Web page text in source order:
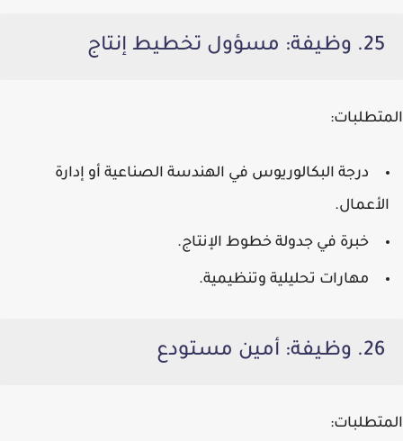
25. وظيفة: مسؤول تخطيط إنتاج
المتطلبات:
درجة البكالوريوس في الهندسة الصناعية أو إدارة
الأعمال.
خبرة في جدولة خطوط الإنتاج.
مهارات تحليلية وتنظيمية.
26. وظيفة: أمين مستودع
المتطلبات: